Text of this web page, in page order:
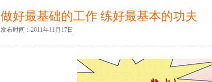
做好最基础的工作 练好最基本的功夫
发布时间： 2011年11月17日